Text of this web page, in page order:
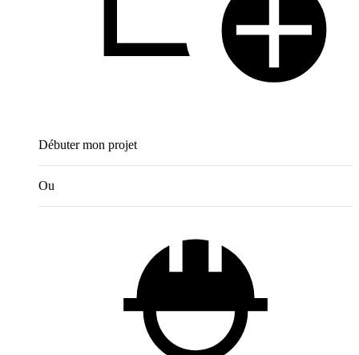
Débuter mon projet
Ou